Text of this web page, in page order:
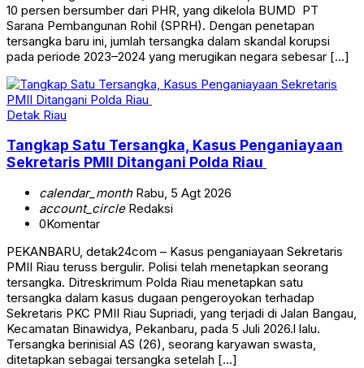
10 persen bersumber dari PHR, yang dikelola BUMD PT
Sarana Pembangunan Rohil (SPRH). Dengan penetapan
tersangka baru ini, jumlah tersangka dalam skandal korupsi
pada periode 2023–2024 yang merugikan negara sebesar […]
Detak Riau
Tangkap Satu Tersangka, Kasus Penganiayaan
Sekretaris PMII Ditangani Polda Riau
calendar_monthRabu, 5 Agt 2026
account_circleRedaksi
0Komentar
PEKANBARU, detak24com – Kasus penganiayaan Sekretaris
PMII Riau teruss bergulir. Polisi telah menetapkan seorang
tersangka. Ditreskrimum Polda Riau menetapkan satu
tersangka dalam kasus dugaan pengeroyokan terhadap
Sekretaris PKC PMII Riau Supriadi, yang terjadi di Jalan Bangau,
Kecamatan Binawidya, Pekanbaru, pada 5 Juli 2026.l lalu.
Tersangka berinisial AS (26), seorang karyawan swasta,
ditetapkan sebagai tersangka setelah […]